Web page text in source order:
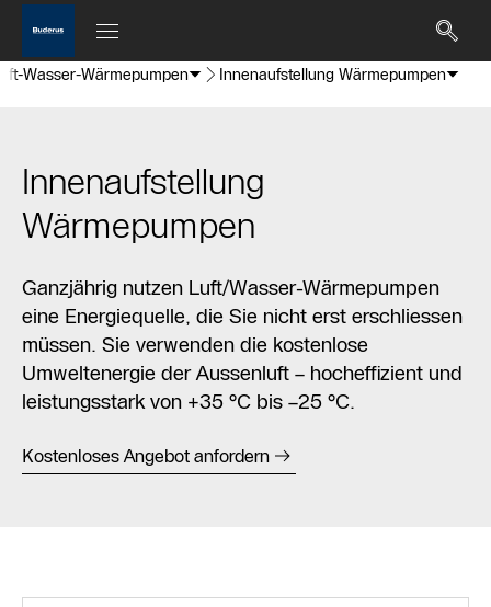
Wasser-Wärmepumpen Innenaufstellung Wärmepumpen
Innenaufstellung
Wärmepumpen
Ganzjährig nutzen Luft/Wasser-Wärmepumpen
eine Energiequelle, die Sie nicht erst erschliessen
müssen. Sie verwenden die kostenlose
Umweltenergie der Aussenluft – hocheffizient und
leistungsstark von +35 °C bis –25 °C.
Kostenloses Angebot anfordern